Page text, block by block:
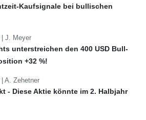
Kaufsignale bei bullischen
J. Meyer
unterstreichen den 400 USD Bull-
+32 %!
A. Zehetner
- Diese Aktie könnte im 2. Halbjahr